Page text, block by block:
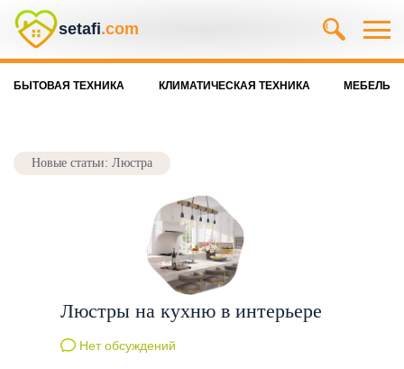
setafi.com
БЫТОВАЯ ТЕХНИКА КЛИМАТИЧЕСКАЯ ТЕХНИКА МЕБЕЛЬ
Новые статьи: Люстра
Люстры на кухню в интерьере
Нет обсуждений